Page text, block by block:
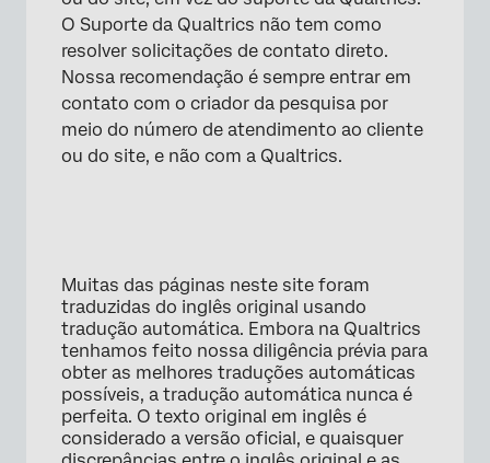
O Suporte da Qualtrics não tem como
resolver solicitações de contato direto.
Nossa recomendação é sempre entrar em
contato com o criador da pesquisa por
meio do número de atendimento ao cliente
ou do site, e não com a Qualtrics.
Muitas das páginas neste site foram
traduzidas do inglês original usando
tradução automática. Embora na Qualtrics
tenhamos feito nossa diligência prévia para
obter as melhores traduções automáticas
possíveis, a tradução automática nunca é
perfeita. O texto original em inglês é
considerado a versão oficial, e quaisquer